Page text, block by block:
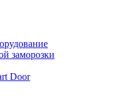
заморозки
Door